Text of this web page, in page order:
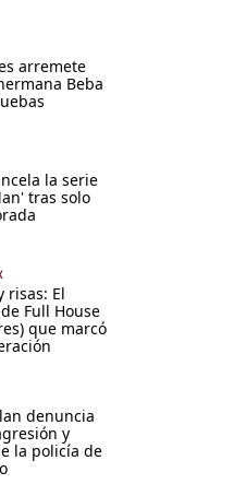
arremete
Beba
la serie
tras solo
risas: El
Full House
que marcó
denuncia
y
la policía de